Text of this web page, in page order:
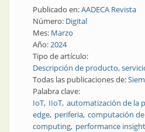
Publicado en:AADECA Revista
Número: Digital
Mes: Marzo
Año:2024
Tipo de artículo:
Descripción de producto,
Todas las publicaciones de:
Palabra clave:
IoT IIoT automatización de la
edge periferia computación
computing performance insight